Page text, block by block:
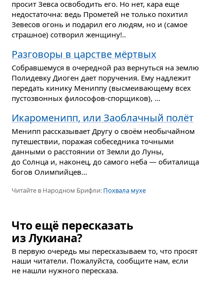
просит Зевса освободить его. Но нет, кара еще
недостаточна: ведь Прометей не только похитил
Зевесов огонь и подарил его людям, но и (самое
страшное) сотворил женщину!..
Разговоры в царстве мёртвых
Собравшемуся в очередной раз вернуться на землю
Полидевку Диоген дает поручения. Ему надлежит
передать кинику Мениппу (высмеивающему всех
пустозвонных философов-спорщиков), ...
Икароменипп, или Заоблачный полёт
Менипп рассказывает Другу о своём необычайном
путешествии, поражая собеседника точными
данными о расстоянии от Земли до Луны,
до Солнца и, наконец, до самого неба — обиталища
богов Олимпийцев...
Читайте в Народном Брифли: Похвала мухе
Что ещё пересказать
из Лукиана?
В первую очередь мы пересказываем то, что просят
наши читатели. Пожалуйста, сообщите нам, если
не нашли нужного пересказа.